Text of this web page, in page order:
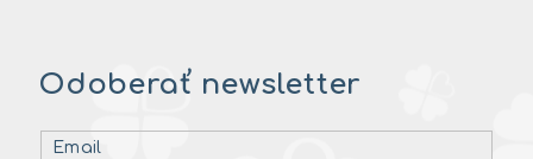
Odoberať newsletter
Email